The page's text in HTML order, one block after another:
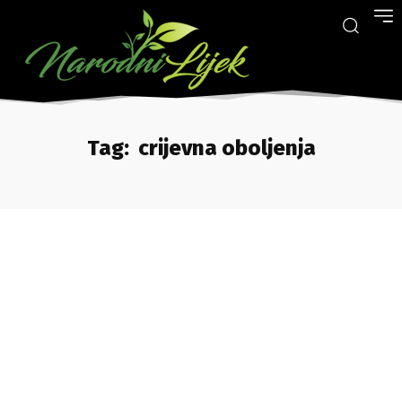
Tag: crijevna oboljenja